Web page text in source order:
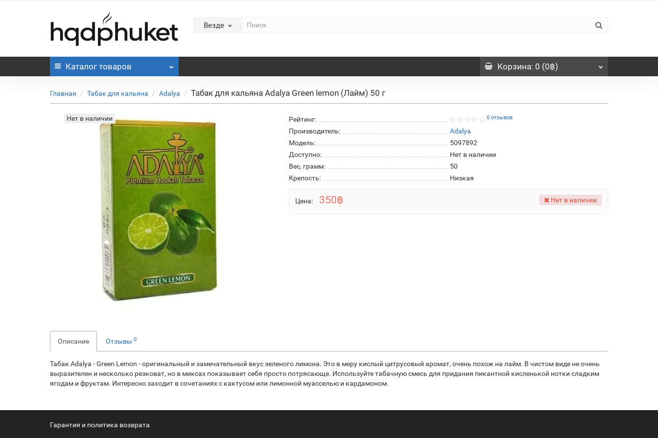
Везде
Каталог товаров Корзина: 0 (0฿)
Главная Табак для кальяна Adalya Табак для кальяна Adalya Green lemon (Лайм) 50 г
Нет в наличии Рейтинг: 0 отзывов
Производитель:
Adalya
Модель:
5097892
Доступно:
Нет в наличии
Вес, грамм:
50
Крепость:
Низкая
Цена: 350฿ Нет в наличии
Описание Отзывы 0
Табак Adalya - Green Lemon - оригинальный и замечательный вкус зеленого лимона. Это в меру кислый цитрусовый аромат, очень похож на лайм. В чистом виде не очень
выразителен и несколько резковат, но в миксах показывает себя просто потрясающе. Используйте табачную смесь для придания пикантной кисленькой нотки сладким
ягодам и фруктам. Интересно заходит в сочетаниях с кактусом или лимонной муасселью и кардамоном.
Гарантия и политика возврата